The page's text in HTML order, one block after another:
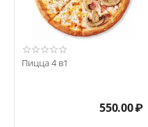
Пицца 4 в1
550.00₽